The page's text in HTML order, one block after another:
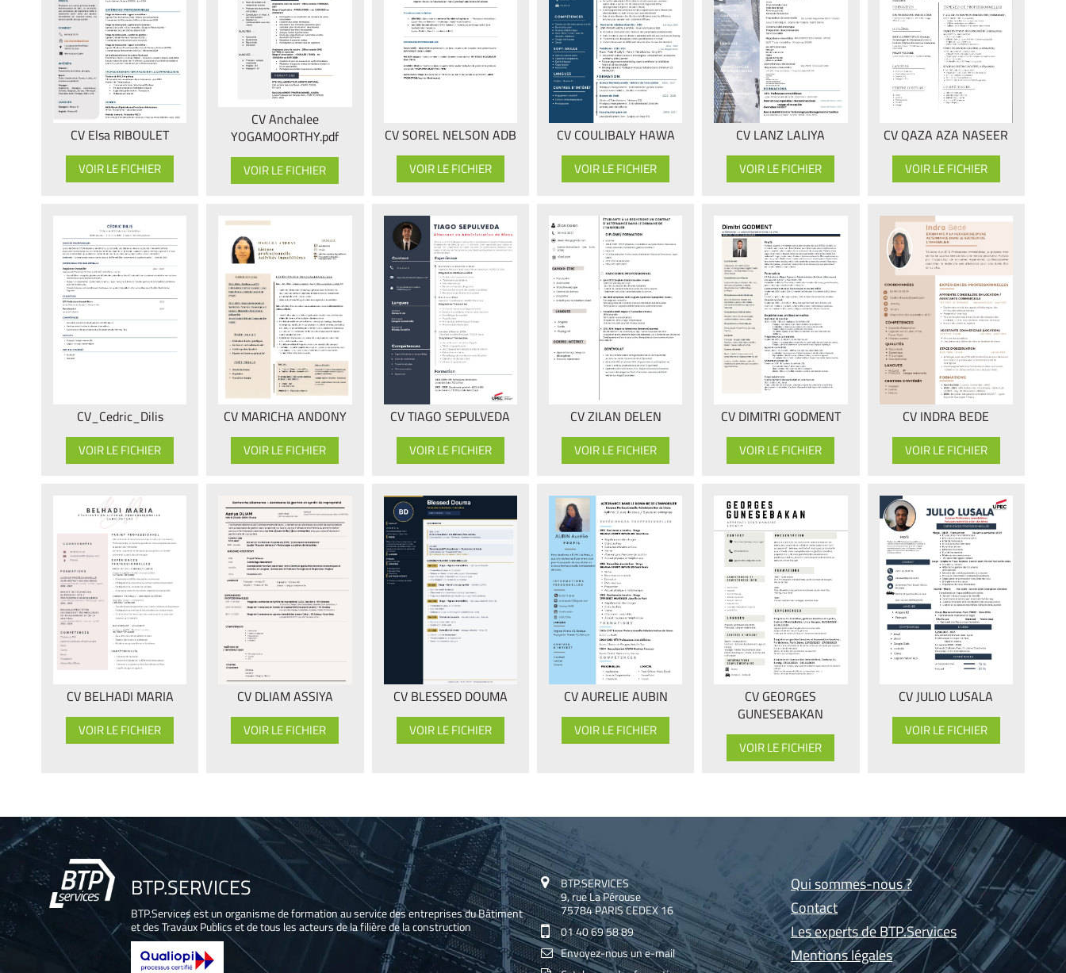
CV Elsa RIBOULET
VOIR LE FICHIER
CV Anchalee
YOGAMOORTHY.pdf
VOIR LE FICHIER
CV SOREL NELSON ADB
VOIR LE FICHIER
CV COULIBALY HAWA
VOIR LE FICHIER
CV LANZ LALIYA
VOIR LE FICHIER
CV QAZA AZA NASEER
VOIR LE FICHIER
CV_Cedric_Dilis
VOIR LE FICHIER
CV MARICHA ANDONY
VOIR LE FICHIER
CV TIAGO SEPULVEDA
VOIR LE FICHIER
CV ZILAN DELEN
VOIR LE FICHIER
CV DIMITRI GODMENT
VOIR LE FICHIER
CV INDRA BEDE
VOIR LE FICHIER
CV BELHADI MARIA
VOIR LE FICHIER
CV DLIAM ASSIYA
VOIR LE FICHIER
CV BLESSED DOUMA
VOIR LE FICHIER
CV AURELIE AUBIN
VOIR LE FICHIER
CV GEORGES
GUNESEBAKAN
VOIR LE FICHIER
CV JULIO LUSALA
VOIR LE FICHIER
BTP.SERVICES
BTP.Services est un organisme de formation au service des entreprises du Bâtiment
et des Travaux Publics et de tous les acteurs de la filière de la construction
BTP.SERVICES
9, rue La Pérouse
75784 PARIS CEDEX 16
01 40 69 58 89
Envoyez-nous un e-mail
Qui sommes-nous ?
Contact
Les experts de BTP.Services
Mentions légales